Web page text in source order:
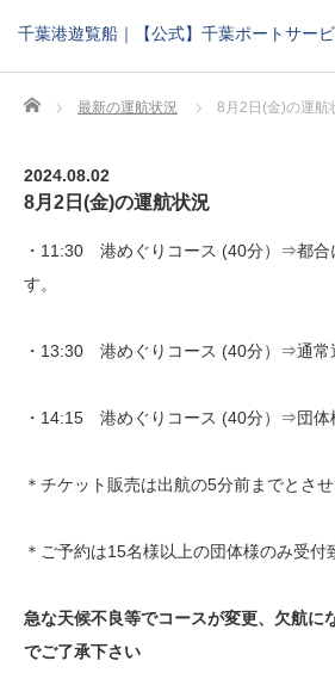
千葉港遊覧船｜【公式】千葉ポートサー
Home 最新の運航状況 8月2日(金)の運航
2024.08.02
8月2日(金)の運航状況
・11:30 港めぐりコース (40分）⇒都合
す。
・13:30 港めぐりコース (40分）⇒通常
・14:15 港めぐりコース (40分）⇒団体
＊チケット販売は出航の5分前までとさせ
＊ご予約は15名様以上の団体様のみ受付
急な天候不良等でコースが変更、欠航に
でご了承下さい